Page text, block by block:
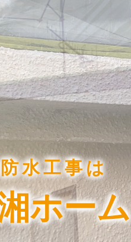
水工事は
ホーム